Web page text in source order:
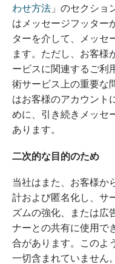
わせ方法 」のセクショ
はメッセージフッター
ターを介して、メッセ
ます。ただし、お客様
ービスに関連するご利
術サービス上の重要な
はお客様のアカウント
めに、引き続きメッセ
あります。
二次的な目的のため
当社はまた、お客様か
計および匿名化し、サ
ズムの強化、または広
ナーとの共有に使用で
合があります。このよ
一切含まれていません。